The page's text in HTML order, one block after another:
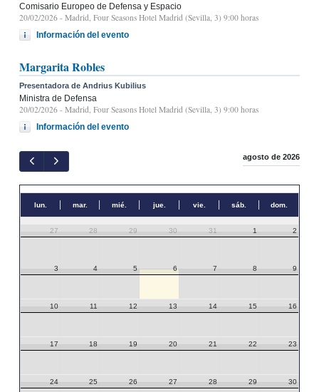
Comisario Europeo de Defensa y Espacio
20/02/2026 - Madrid, Four Seasons Hotel Madrid (Sevilla, 3) 9:00 horas
Información del evento
Margarita Robles
Presentadora de Andrius Kubilius
Ministra de Defensa
20/02/2026 - Madrid, Four Seasons Hotel Madrid (Sevilla, 3) 9:00 horas
Información del evento
agosto de 2026
lun. mar. mié. jue. vie. sáb. dom.
27 28 29 30 31 1 2
3 4 5 6 7 8 9
10 11 12 13 14 15 16
17 18 19 20 21 22 23
24 25 26 27 28 29 30